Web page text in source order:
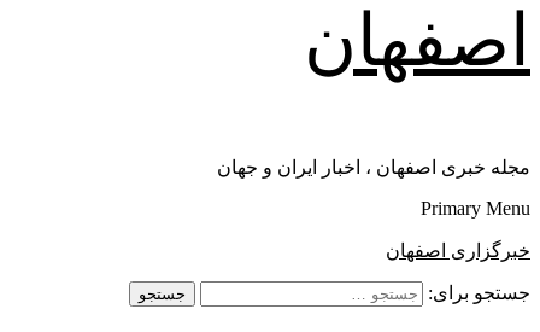
اصفهان
مجله خبری اصفهان ، اخبار ایران و جهان
Primary Menu
خبرگزاری اصفهان
جستجو برای: